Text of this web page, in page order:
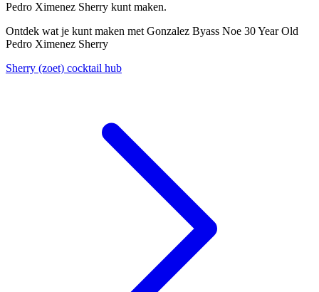
Pedro Ximenez Sherry kunt maken.
Ontdek wat je kunt maken met Gonzalez Byass Noe 30 Year Old
Pedro Ximenez Sherry
Sherry (zoet) cocktail hub